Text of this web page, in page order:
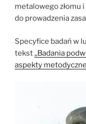
metalowego złomu
do prowadzenia
Specyfice badań w
tekst,,Badania
aspekty metodyczne